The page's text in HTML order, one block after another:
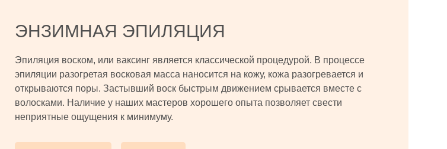
ЭНЗИМНАЯ ЭПИЛЯЦИЯ
Эпиляция воском, или ваксинг является классической процедурой. В процессе
эпиляции разогретая восковая масса наносится на кожу, кожа разогревается и
открываются поры. Застывший воск быстрым движением срывается вместе с
волосками. Наличие у наших мастеров хорошего опыта позволяет свести
неприятные ощущения к минимуму.